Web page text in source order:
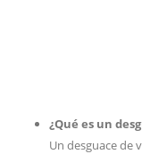
¿Qué es un
Un desguace de